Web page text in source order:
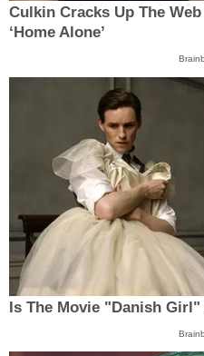
Culkin Cracks Up The
‘Home Alone’
Is The Movie "Danish Girl"